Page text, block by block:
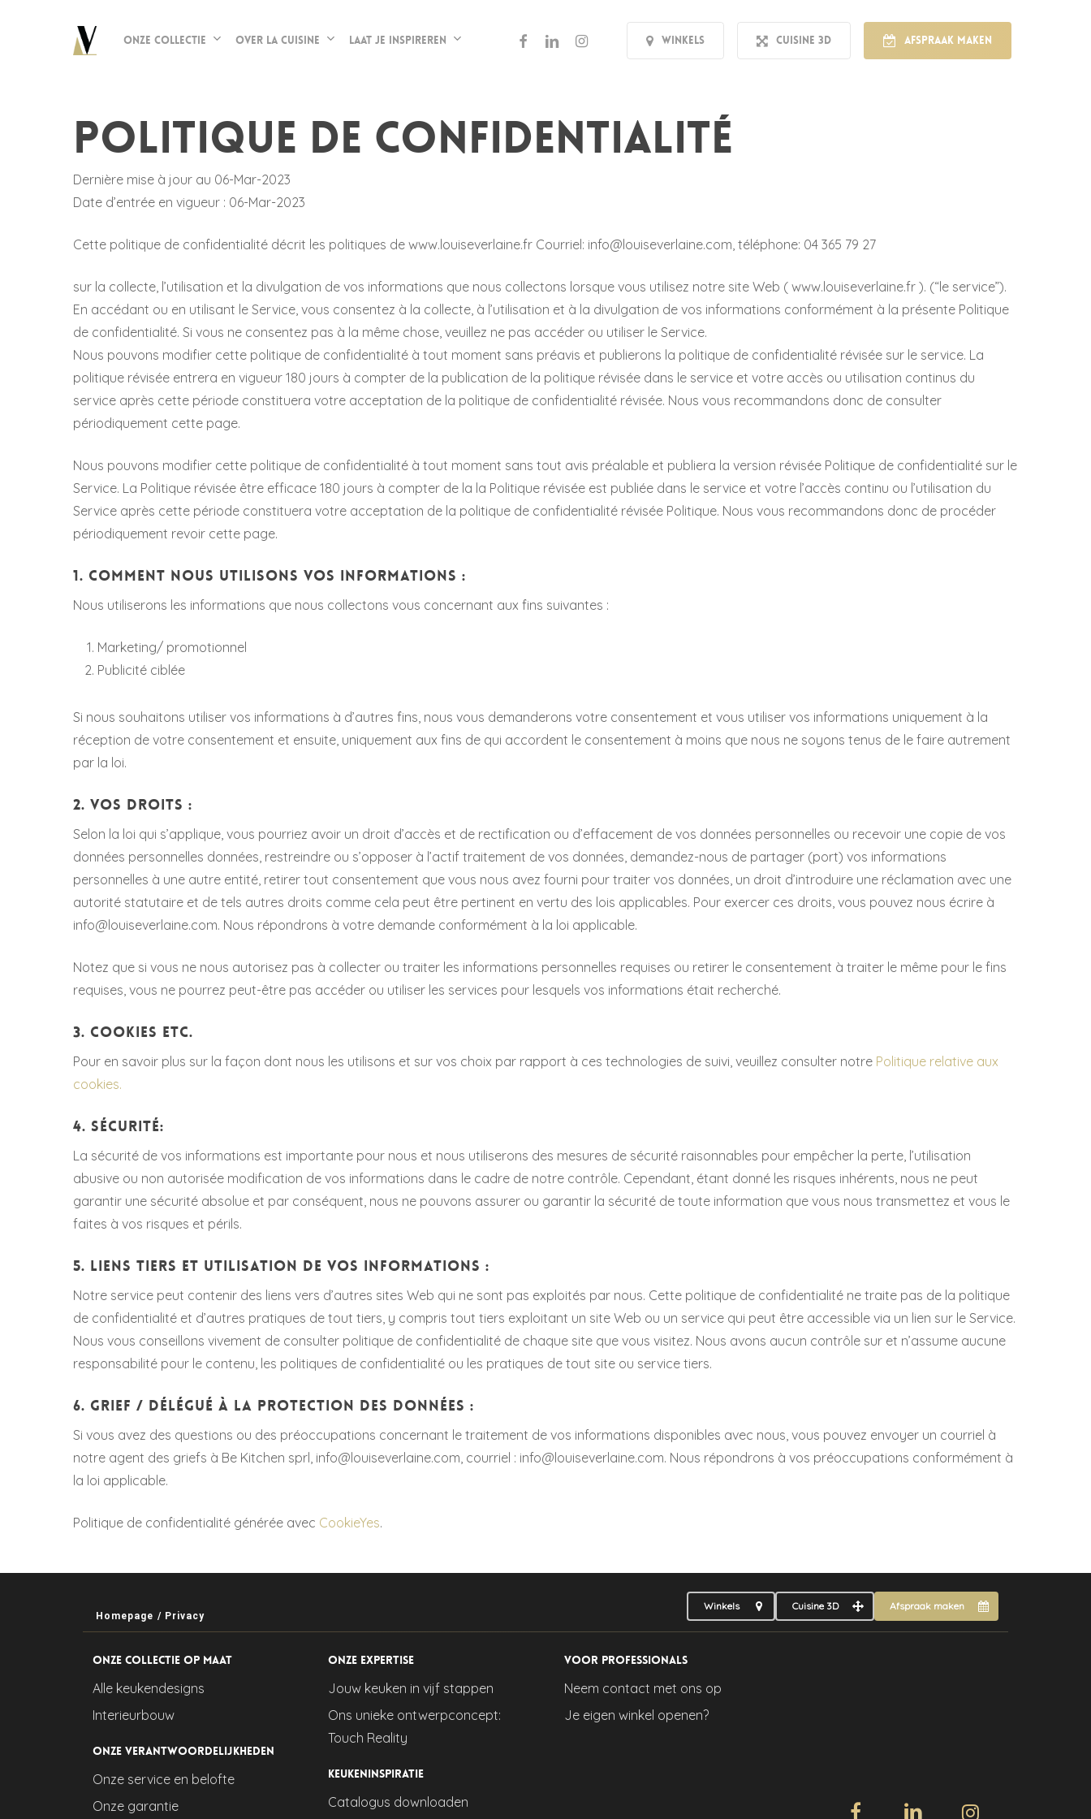
Onze collectie Over La Cuisine Laat je inspireren Winkels Cuisine 3D Afspraak maken
facebooklinkedininstagram
Politique de confidentialité
Dernière mise à jour au 06-Mar-2023
Date d’entrée en vigueur : 06-Mar-2023
Cette politique de confidentialité décrit les politiques de www.louiseverlaine.fr Courriel: info@louiseverlaine.com, téléphone: 04 365 79 27
sur la collecte, l’utilisation et la divulgation de vos informations que nous collectons lorsque vous utilisez notre site Web ( www.louiseverlaine.fr ). (“le service”).
En accédant ou en utilisant le Service, vous consentez à la collecte, à l’utilisation et à la divulgation de vos informations conformément à la présente Politique
de confidentialité. Si vous ne consentez pas à la même chose, veuillez ne pas accéder ou utiliser le Service.
Nous pouvons modifier cette politique de confidentialité à tout moment sans préavis et publierons la politique de confidentialité révisée sur le service. La
politique révisée entrera en vigueur 180 jours à compter de la publication de la politique révisée dans le service et votre accès ou utilisation continus du
service après cette période constituera votre acceptation de la politique de confidentialité révisée. Nous vous recommandons donc de consulter
périodiquement cette page.
Nous pouvons modifier cette politique de confidentialité à tout moment sans tout avis préalable et publiera la version révisée Politique de confidentialité sur le
Service. La Politique révisée être efficace 180 jours à compter de la la Politique révisée est publiée dans le service et votre l’accès continu ou l’utilisation du
Service après cette période constituera votre acceptation de la politique de confidentialité révisée Politique. Nous vous recommandons donc de procéder
périodiquement revoir cette page.
1. COMMENT NOUS UTILISONS VOS INFORMATIONS :
Nous utiliserons les informations que nous collectons vous concernant aux fins suivantes :
Marketing/ promotionnel
Publicité ciblée
Si nous souhaitons utiliser vos informations à d’autres fins, nous vous demanderons votre consentement et vous utiliser vos informations uniquement à la
réception de votre consentement et ensuite, uniquement aux fins de qui accordent le consentement à moins que nous ne soyons tenus de le faire autrement
par la loi.
2. Vos droits :
Selon la loi qui s’applique, vous pourriez avoir un droit d’accès et de rectification ou d’effacement de vos données personnelles ou recevoir une copie de vos
données personnelles données, restreindre ou s’opposer à l’actif traitement de vos données, demandez-nous de partager (port) vos informations
personnelles à une autre entité, retirer tout consentement que vous nous avez fourni pour traiter vos données, un droit d’introduire une réclamation avec une
autorité statutaire et de tels autres droits comme cela peut être pertinent en vertu des lois applicables. Pour exercer ces droits, vous pouvez nous écrire à
info@louiseverlaine.com. Nous répondrons à votre demande conformément à la loi applicable.
Notez que si vous ne nous autorisez pas à collecter ou traiter les informations personnelles requises ou retirer le consentement à traiter le même pour le fins
requises, vous ne pourrez peut-être pas accéder ou utiliser les services pour lesquels vos informations était recherché.
3. Cookies Etc.
Pour en savoir plus sur la façon dont nous les utilisons et sur vos choix par rapport à ces technologies de suivi, veuillez consulter notre Politique relative aux
cookies.
4. Sécurité:
La sécurité de vos informations est importante pour nous et nous utiliserons des mesures de sécurité raisonnables pour empêcher la perte, l’utilisation
abusive ou non autorisée modification de vos informations dans le cadre de notre contrôle. Cependant, étant donné les risques inhérents, nous ne peut
garantir une sécurité absolue et par conséquent, nous ne pouvons assurer ou garantir la sécurité de toute information que vous nous transmettez et vous le
faites à vos risques et périls.
5. Liens tiers et utilisation de vos informations :
Notre service peut contenir des liens vers d’autres sites Web qui ne sont pas exploités par nous. Cette politique de confidentialité ne traite pas de la politique
de confidentialité et d’autres pratiques de tout tiers, y compris tout tiers exploitant un site Web ou un service qui peut être accessible via un lien sur le Service.
Nous vous conseillons vivement de consulter politique de confidentialité de chaque site que vous visitez. Nous avons aucun contrôle sur et n’assume aucune
responsabilité pour le contenu, les politiques de confidentialité ou les pratiques de tout site ou service tiers.
6. Grief / Délégué à la protection des données :
Si vous avez des questions ou des préoccupations concernant le traitement de vos informations disponibles avec nous, vous pouvez envoyer un courriel à
notre agent des griefs à Be Kitchen sprl, info@louiseverlaine.com, courriel : info@louiseverlaine.com. Nous répondrons à vos préoccupations conformément à
la loi applicable.
Politique de confidentialité générée avec CookieYes.
Homepage / Privacy
Winkels Cuisine 3D Afspraak maken
Onze collectie op maat
Alle keukendesigns
Interieurbouw
Onze verantwoordelijkheden
Onze service en belofte
Onze garantie
Onze expertise
Jouw keuken in vijf stappen
Ons unieke ontwerpconcept:
Touch Reality
Keukeninspiratie
Catalogus downloaden
Voor professionals
Neem contact met ons op
Je eigen winkel openen?